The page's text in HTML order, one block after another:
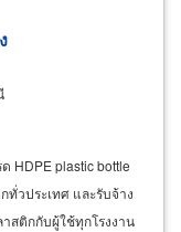
HDPE plastic bottle
ทั่วประเทศ และรับจ้าง
สติกกับผู้ใช้ทุกโรงงาน